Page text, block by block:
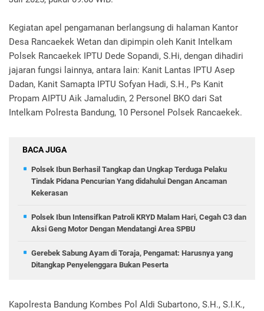
Kegiatan apel pengamanan berlangsung di halaman Kantor
Desa Rancaekek Wetan dan dipimpin oleh Kanit Intelkam
Polsek Rancaekek IPTU Dede Sopandi, S.Hi, dengan dihadiri
jajaran fungsi lainnya, antara lain: Kanit Lantas IPTU Asep
Dadan, Kanit Samapta IPTU Sofyan Hadi, S.H., Ps Kanit
Propam AIPTU Aik Jamaludin, 2 Personel BKO dari Sat
Intelkam Polresta Bandung, 10 Personel Polsek Rancaekek.
BACA JUGA
Polsek Ibun Berhasil Tangkap dan Ungkap Terduga Pelaku
Tindak Pidana Pencurian Yang didahului Dengan Ancaman
Kekerasan
Polsek Ibun Intensifkan Patroli KRYD Malam Hari, Cegah C3 dan
Aksi Geng Motor Dengan Mendatangi Area SPBU
Gerebek Sabung Ayam di Toraja, Pengamat: Harusnya yang
Ditangkap Penyelenggara Bukan Peserta
Kapolresta Bandung Kombes Pol Aldi Subartono, S.H., S.I.K.,